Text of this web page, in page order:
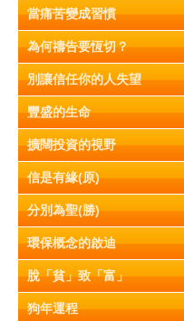
當痛苦變成習慣
為何禱告要恆切？
別讓信任你的人失望
豐盛的生命
擴闊投資的視野
信是有緣(原)
分別為聖(勝)
環保概念的啟迪
脫「貧」致「富」
狗年運程